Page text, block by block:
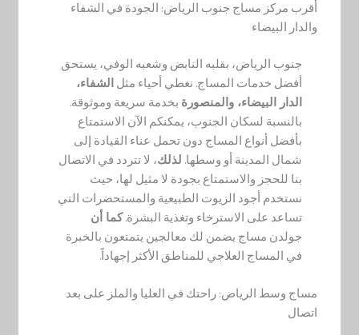
أقرب مركز مساج جنوب الرياض: الجودة في الشفاء
والدار البيضاء
جنوب الرياض، بقلبه النابض وشعبه الوفي، يستحق
أفضل خدمات المساج. نغطي أحياء مثل الشفاء،
الدار البيضاء، والمنصورة بخدمة سريعة وموثوقة.
بالنسبة لسكان الجنوب، يمكنكم الآن الاستمتاع
بأفضل أنواع المساج دون تحمل عناء القيادة إلى
شمال المدينة أو وسطها. لذلك، لا تتردد في الاتصال
بنا للحجز والاستمتاع بجودة لا مثيل لها، حيث
نستخدم أجود الزيوت الطبيعية والمستحضرات التي
تساعد على الاسترخاء وتغذية البشرة.كما أن
جولدن مساج يضمن لك معالجين يتمتعون بالخبرة
في المساج العلاجي للمناطق الأكثر إجهاداً.
مساج وسط الرياض: راحتك في العليا والملز على بعد
اتصال